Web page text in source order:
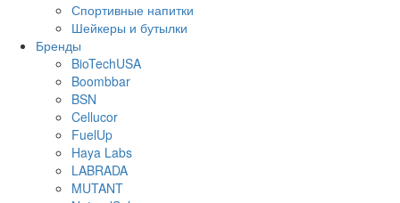
Спортивные напитки
Шейкеры и бутылки
Бренды
BioTechUSA
Boombbar
BSN
Cellucor
FuelUp
Haya Labs
LABRADA
MUTANT